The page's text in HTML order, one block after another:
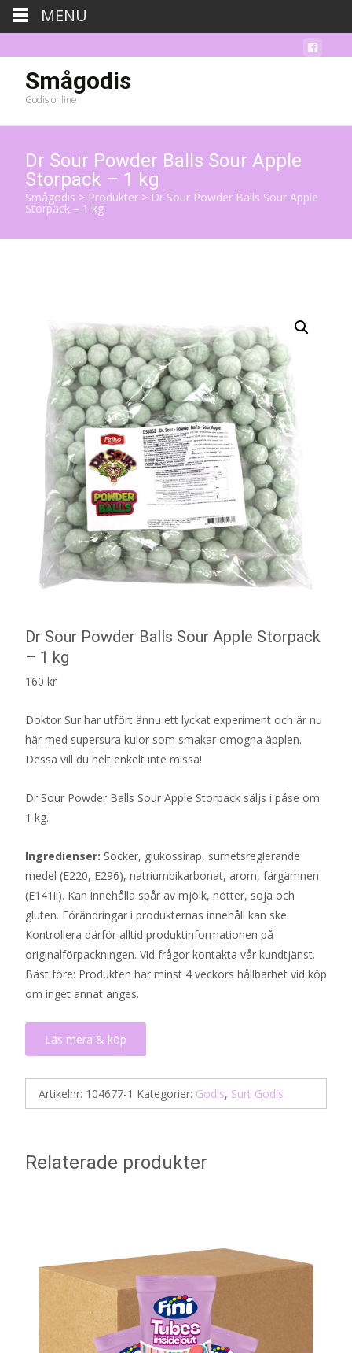
Smågodis
Godis online
Dr Sour Powder Balls Sour Apple
Storpack – 1 kg
Smågodis > Produkter > Dr Sour Powder Balls Sour Apple
Storpack – 1 kg
Dr Sour Powder Balls Sour Apple Storpack
– 1 kg
160 kr
Doktor Sur har utfört ännu ett lyckat experiment och är nu
här med supersura kulor som smakar omogna äpplen.
Dessa vill du helt enkelt inte missa!
Dr Sour Powder Balls Sour Apple Storpack säljs i påse om
1 kg.
Ingredienser: Socker, glukossirap, surhetsreglerande
medel (E220, E296), natriumbikarbonat, arom, färgämnen
(E141ii). Kan innehålla spår av mjölk, nötter, soja och
gluten. Förändringar i produkternas innehåll kan ske.
Kontrollera därför alltid produktinformationen på
originalförpackningen. Vid frågor kontakta vår kundtjänst.
Bäst före: Produkten har minst 4 veckors hållbarhet vid köp
om inget annat anges.
Läs mera & köp
Artikelnr: 104677-1 Kategorier: Godis, Surt Godis
Relaterade produkter
MENU